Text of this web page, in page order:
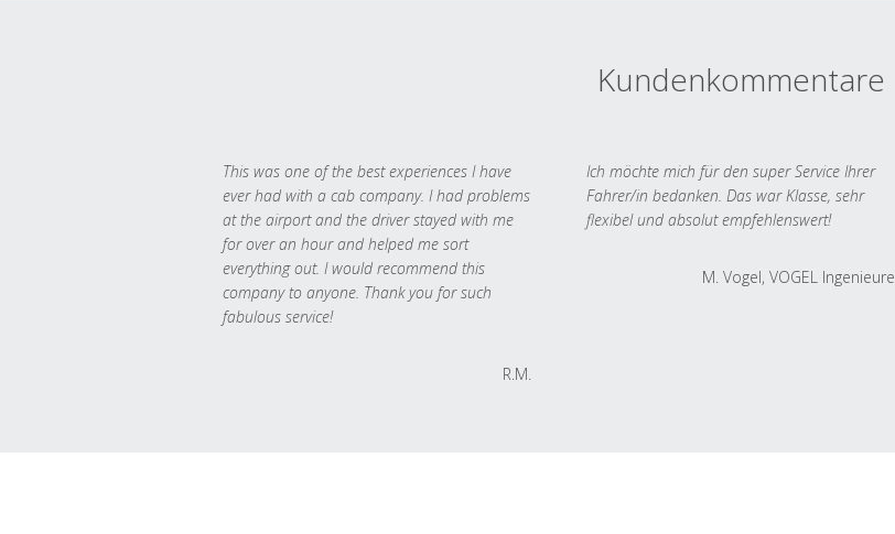
Kundenkommentare
This was one of the best experiences I have
ever had with a cab company. I had problems
at the airport and the driver stayed with me
for over an hour and helped me sort
everything out. I would recommend this
company to anyone. Thank you for such
fabulous service!
R.M.
Ich möchte mich für den super Service Ihrer
Fahrer/in bedanken. Das war Klasse, sehr
flexibel und absolut empfehlenswert!
M. Vogel, VOGEL Ingenieure